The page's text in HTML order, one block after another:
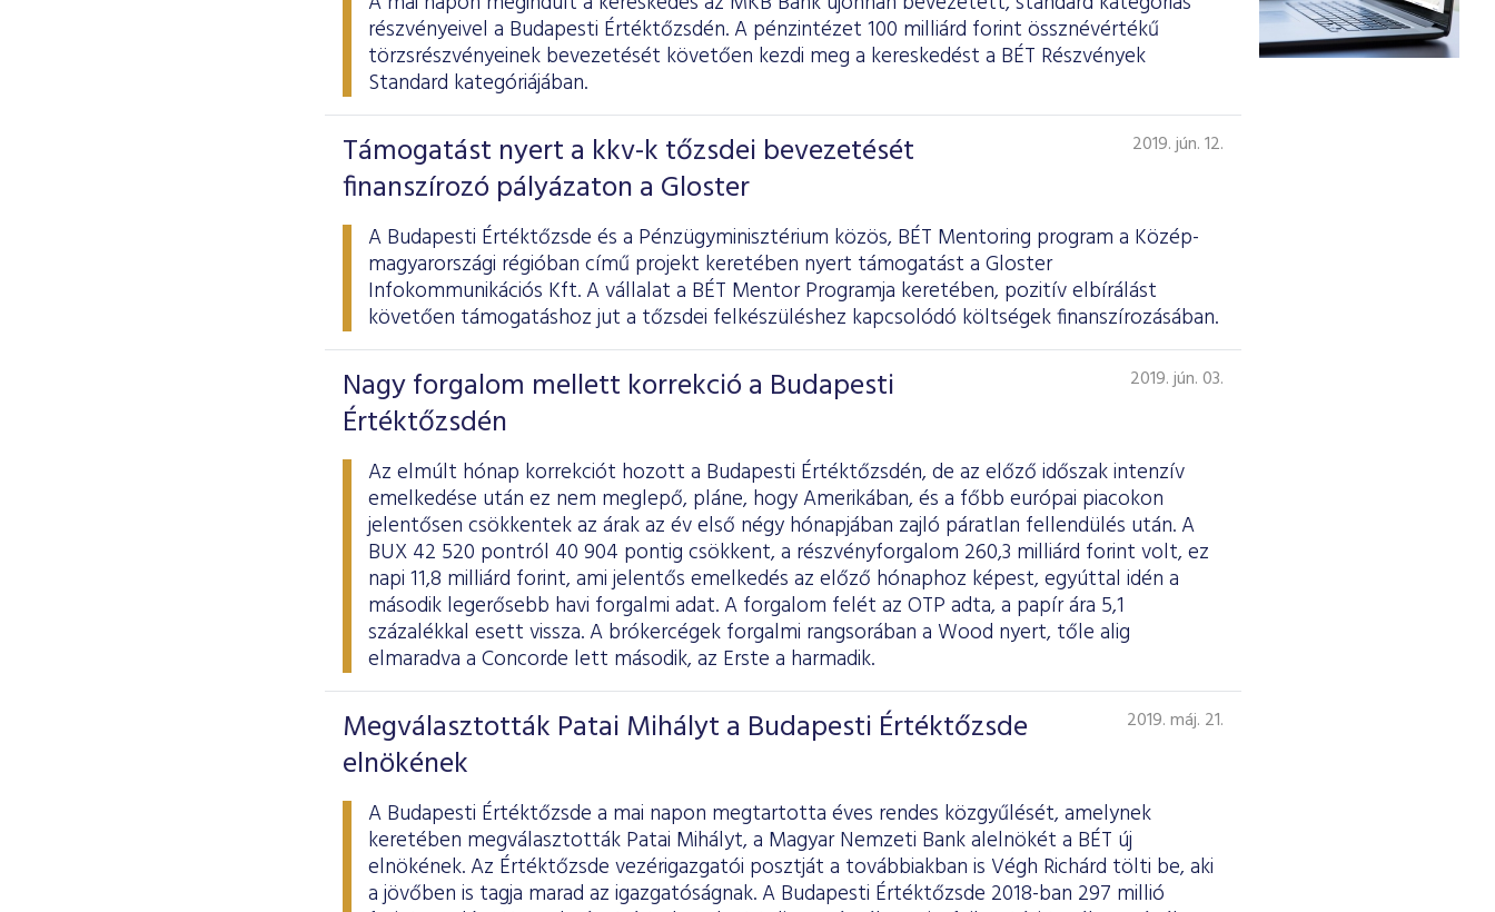
részvényeivel a Budapesti Értéktőzsdén. A pénzintézet 100 milliárd forint össznévértékű
törzsrészvényeinek bevezetését követően kezdi meg a kereskedést a BÉT Részvények
Standard kategóriájában.
Támogatást nyert a kkv-k tőzsdei bevezetését
finanszírozó pályázaton a Gloster
2019. jún. 12.
A Budapesti Értéktőzsde és a Pénzügyminisztérium közös, BÉT Mentoring program a Közép-
magyarországi régióban című projekt keretében nyert támogatást a Gloster
Infokommunikációs Kft. A vállalat a BÉT Mentor Programja keretében, pozitív elbírálást
követően támogatáshoz jut a tőzsdei felkészüléshez kapcsolódó költségek finanszírozásában.
Nagy forgalom mellett korrekció a Budapesti
Értéktőzsdén
2019. jún. 03.
Az elmúlt hónap korrekciót hozott a Budapesti Értéktőzsdén, de az előző időszak intenzív
emelkedése után ez nem meglepő, pláne, hogy Amerikában, és a főbb európai piacokon
jelentősen csökkentek az árak az év első négy hónapjában zajló páratlan fellendülés után. A
BUX 42 520 pontról 40 904 pontig csökkent, a részvényforgalom 260,3 milliárd forint volt, ez
napi 11,8 milliárd forint, ami jelentős emelkedés az előző hónaphoz képest, egyúttal idén a
második legerősebb havi forgalmi adat. A forgalom felét az OTP adta, a papír ára 5,1
százalékkal esett vissza. A brókercégek forgalmi rangsorában a Wood nyert, tőle alig
elmaradva a Concorde lett második, az Erste a harmadik.
Megválasztották Patai Mihályt a Budapesti Értéktőzsde
elnökének
2019. máj. 21.
A Budapesti Értéktőzsde a mai napon megtartotta éves rendes közgyűlését, amelynek
keretében megválasztották Patai Mihályt, a Magyar Nemzeti Bank alelnökét a BÉT új
elnökének. Az Értéktőzsde vezérigazgatói posztját a továbbiakban is Végh Richárd tölti be, aki
a jövőben is tagja marad az igazgatóságnak. A Budapesti Értéktőzsde 2018-ban 297 millió